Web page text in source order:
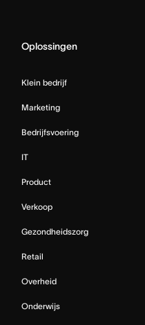
Oplossingen
Klein bedrijf
Marketing
Bedrijfsvoering
IT
Product
Verkoop
Gezondheidszorg
Retail
Overheid
Onderwijs